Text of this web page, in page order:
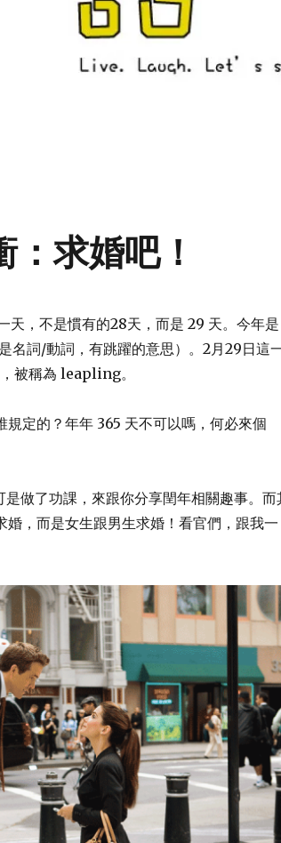
求婚吧！
天，不是慣有的28天，而是 29 天。今年是
詞/動詞，有跳躍的意思）。2月29日這
被稱為 leapling。
定的？年年 365 天不可以嗎，何必來個
做了功課，來跟你分享閏年相關趣事。而
，而是女生跟男生求婚！看官們，跟我一